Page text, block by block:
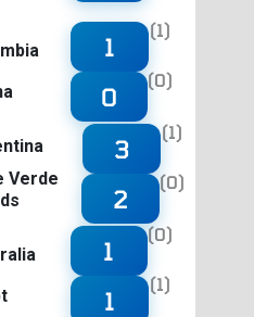
1
(1)
0
(0)
Verde
3
(1)
2
(0)
1
(0)
1
(1)